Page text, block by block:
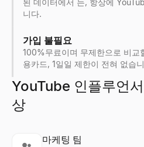
된 데이터에서 는, 항상에
니다.
가입 불필요
100%무료이며 무제한으로 비교
용카드, 1일일 제한이 전혀 없습
YouTube 인플루언
상
마케팅 팀